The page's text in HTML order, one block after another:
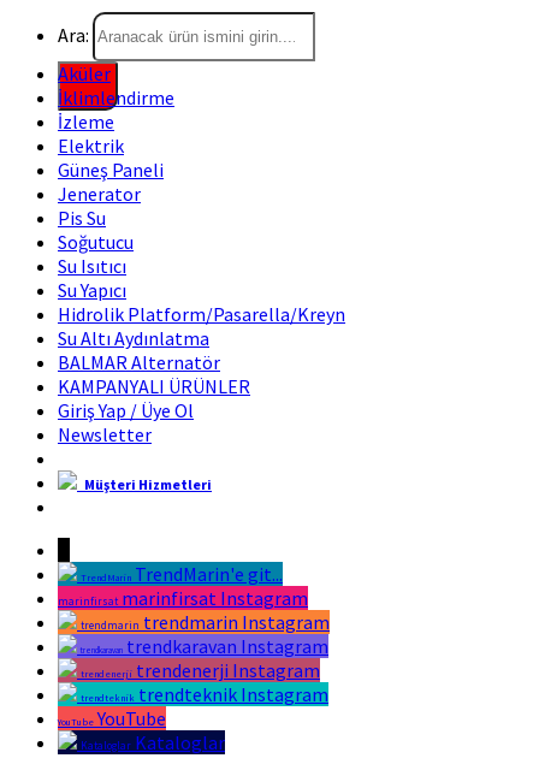
Ara:
Aküler
İklimlendirme
İzleme
Elektrik
Güneş Paneli
Jenerator
Pis Su
Soğutucu
Su Isıtıcı
Su Yapıcı
Hidrolik Platform/Pasarella/Kreyn
Su Altı Aydınlatma
BALMAR Alternatör
KAMPANYALI ÜRÜNLER
Giriş Yap / Üye Ol
Newsletter
Müşteri Hizmetleri
TrendMarin TrendMarin'e git...
marinfirsat marinfirsat Instagram
trendmarin trendmarin Instagram
trendkaravan trendkaravan Instagram
trendenerji trendenerji Instagram
trendteknik trendteknik Instagram
YouTube YouTube
Kataloglar Kataloglar